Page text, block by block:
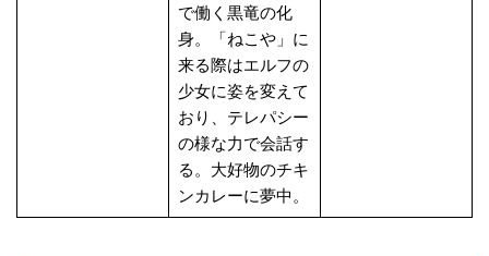
で働く黒竜の化
身。「ねこや」に
来る際はエルフの
少女に姿を変えて
おり、テレパシー
の様な力で会話す
る。大好物のチキ
ンカレーに夢中。